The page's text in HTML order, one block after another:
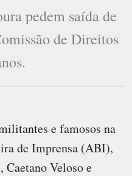
pedem saída de
de Direitos
e famosos na
de Imprensa (ABI),
Veloso e